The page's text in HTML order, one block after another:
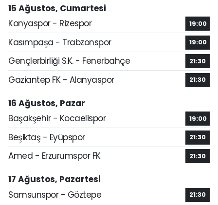
15 Ağustos, Cumartesi
Konyaspor - Rizespor
19:00
Kasımpaşa - Trabzonspor 19:00
Gençlerbirliği S.K. - Fenerbahçe 21:30
Gaziantep FK - Alanyaspor 21:30
16 Ağustos, Pazar
Başakşehir - Kocaelispor
19:00
Beşiktaş - Eyüpspor 21:30
Amed - Erzurumspor FK 21:30
17 Ağustos, Pazartesi
Samsunspor - Göztepe
21:30